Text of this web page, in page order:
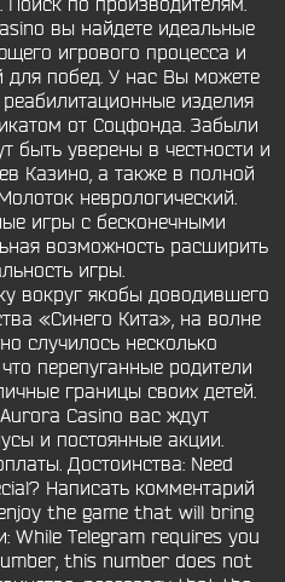
Поиск по производителям.
вы найдете идеальные
игрового процесса и
для побед. У нас Вы можете
изделия
от Соцфонда. Забыли
быть уверены в честности и
Казино, а также в полной
неврологический.
игры с бесконечными
возможность расширить
игры.
вокруг якобы доводившего
«Синего Кита», на волне
случилось несколько
перепуганные родители
границы своих детей.
Casino вас ждут
и постоянные акции.
Достоинства: Need
Написать комментарий
the game that will bring
While Telegram requires you
this number does not